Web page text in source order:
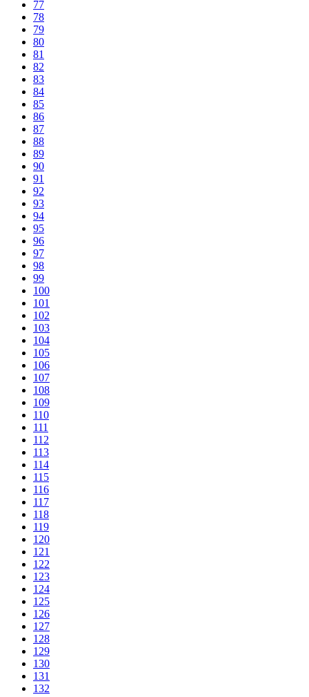
77
78
79
80
81
82
83
84
85
86
87
88
89
90
91
92
93
94
95
96
97
98
99
100
101
102
103
104
105
106
107
108
109
110
111
112
113
114
115
116
117
118
119
120
121
122
123
124
125
126
127
128
129
130
131
132